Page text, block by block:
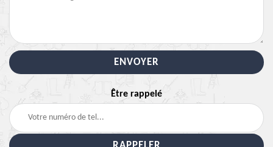
Être rappelé